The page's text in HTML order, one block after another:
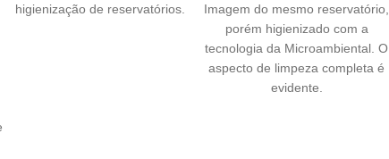
higienização de reservatórios.
Imagem do mesmo reservatório,
porém higienizado com a
tecnologia da Microambiental. O
aspecto de limpeza completa é
evidente.